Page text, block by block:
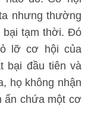
nhưng thường
bại tạm thời. Đó
lỡ cơ hội của
bại đầu tiên và
họ không nhận
ẩn chứa một cơ